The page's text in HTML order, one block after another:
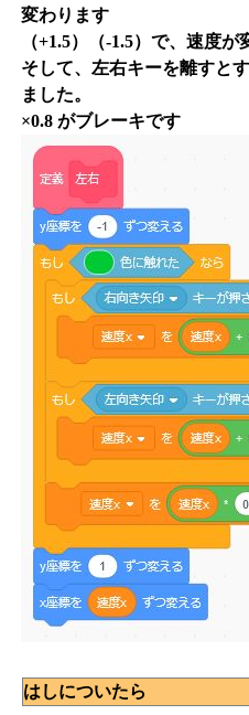
変わります
（+1.5）（-1.5）で、速度が
そして、左右キーを離すと
ました。
×0.8 がブレーキです
はしについたら